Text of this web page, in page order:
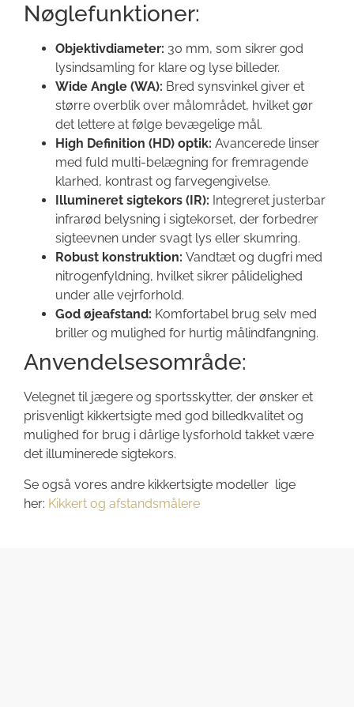
Nøglefunktioner:
Objektivdiameter: 30 mm, som sikrer god
lysindsamling for klare og lyse billeder.
Wide Angle (WA): Bred synsvinkel giver et
større overblik over målområdet, hvilket gør
det lettere at følge bevægelige mål.
High Definition (HD) optik: Avancerede linser
med fuld multi-belægning for fremragende
klarhed, kontrast og farvegengivelse.
Illumineret sigtekors (IR): Integreret justerbar
infrarød belysning i sigtekorset, der forbedrer
sigteevnen under svagt lys eller skumring.
Robust konstruktion: Vandtæt og dugfri med
nitrogenfyldning, hvilket sikrer pålidelighed
under alle vejrforhold.
God øjeafstand: Komfortabel brug selv med
briller og mulighed for hurtig målindfangning.
Anvendelsesområde:
Velegnet til jægere og sportsskytter, der ønsker et
prisvenligt kikkertsigte med god billedkvalitet og
mulighed for brug i dårlige lysforhold takket være
det illuminerede sigtekors.
Se også vores andre kikkertsigte modeller lige
her: Kikkert og afstandsmålere